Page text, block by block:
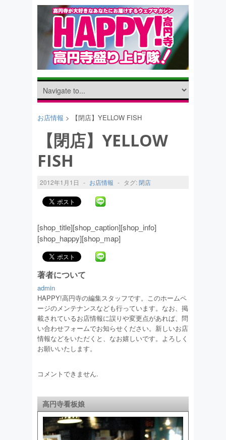
お店情報 > 【閉店】YELLOW FISH
【閉店】YELLOW
FISH
2012年1月1日 - お店情報 - タグ:閉店
[shop_title][shop_caption][shop_info]
[shop_happy][shop_map]
著者について
admin
HAPPY!高円寺の編集スタッフです。このホームペ
ージのメンテナンスなども行っています。なお、掲
載されているお店情報に誤りや変更点があれば、問
い合わせフォームでお知らせください。新しいお店
情報などをいただくと、なお嬉しいです。よろしく
お願いいたします。
コメントできません.
高円寺看板娘